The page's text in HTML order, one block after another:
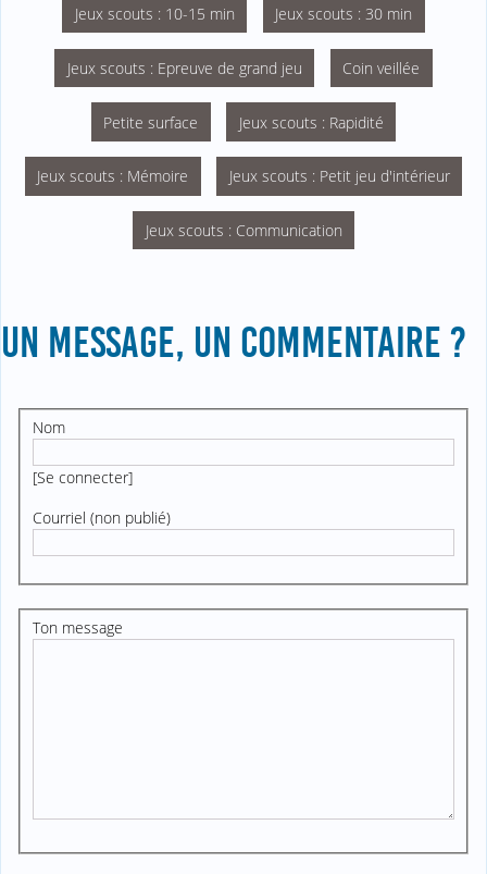
Jeux scouts : 10-15 min Jeux scouts : 30 min
Jeux scouts : Epreuve de grand jeu Coin veillée
Petite surface Jeux scouts : Rapidité
Jeux scouts : Mémoire Jeux scouts : Petit jeu d'intérieur
Jeux scouts : Communication
UN MESSAGE, UN COMMENTAIRE ?
Nom
[Se connecter]
Courriel (non publié)
Ton message